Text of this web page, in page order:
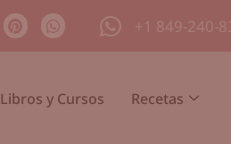
+1 849-240-
Libros y Cursos Recetas